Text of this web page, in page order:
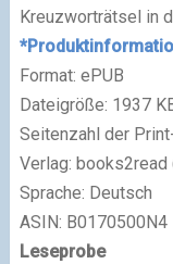
Kreuzworträtsel in
Format: ePUB
Dateigröße: 1937
Seitenzahl der
Verlag:
Sprache: Deutsch
ASIN: B0170500N4
Leseprobe